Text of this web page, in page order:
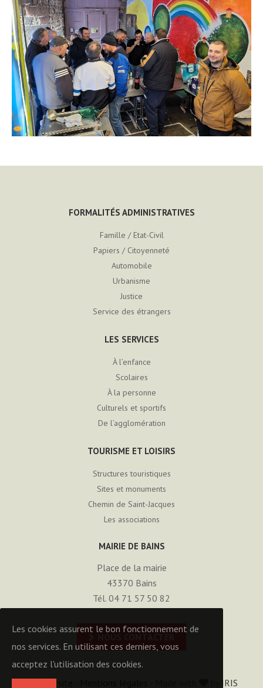
FORMALITÉS ADMINISTRATIVES
Famille / Etat-Civil
Papiers / Citoyenneté
Automobile
Urbanisme
Justice
Service des étrangers
LES SERVICES
À l’enfance
Scolaires
À la personne
Culturels et sportifs
De l’agglomération
TOURISME ET LOISIRS
Structures touristiques
Sites et monuments
Chemin de Saint-Jacques
Les associations
MAIRIE DE BAINS
Place de la mairie
43370 Bains
Tél. 04 71 57 50 82
IRIS
Les cookies assurent le bon fonctionnement de
nos services. En utilisant ces derniers, vous
acceptez l'utilisation des cookies.